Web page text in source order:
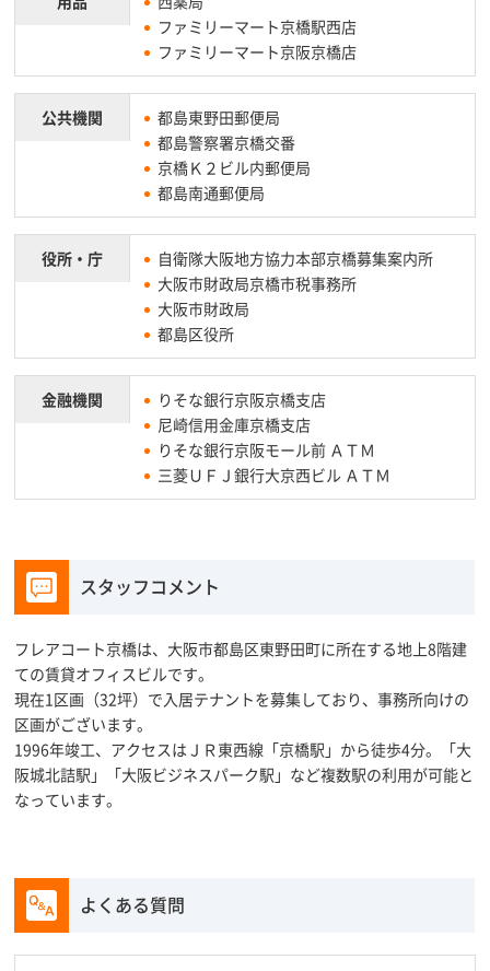
ファミリーマート京橋駅西店
ファミリーマート京阪京橋店
公共機関
都島東野田郵便局
都島警察署京橋交番
京橋Ｋ２ビル内郵便局
都島南通郵便局
役所・庁
自衛隊大阪地方協力本部京橋募集案内所
大阪市財政局京橋市税事務所
大阪市財政局
都島区役所
金融機関
りそな銀行京阪京橋支店
尼崎信用金庫京橋支店
りそな銀行京阪モール前 ＡＴＭ
三菱ＵＦＪ銀行大京西ビル ＡＴＭ
スタッフコメント
フレアコート京橋は、大阪市都島区東野田町に所在する地上8階建
ての賃貸オフィスビルです。
現在1区画（32坪）で入居テナントを募集しており、事務所向けの
区画がございます。
1996年竣工、アクセスはＪＲ東西線「京橋駅」から徒歩4分。「大
阪城北詰駅」「大阪ビジネスパーク駅」など複数駅の利用が可能と
なっています。
よくある質問